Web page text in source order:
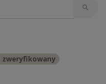
zweryfikowany